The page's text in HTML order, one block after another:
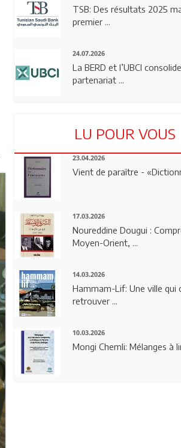
TSB: Des résultats 2025
premier ...
24.07.2026
La BERD et l’UBCI
partenariat ...
LU POUR VOUS
23.04.2026
Vient de paraître -
17.03.2026
Noureddine Dougui :
Moyen-Orient, ...
14.03.2026
Hammam-Lif: Une ville qui
retrouver ...
10.03.2026
Mongi Chemli: Mélanges à